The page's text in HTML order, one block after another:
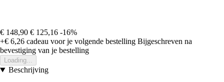
€ 148,90 € 125,16 -16%
+€ 6,26 cadeau voor je volgende bestelling Bijgeschreven na
bevestiging van je bestelling
Loading...
Beschrijving